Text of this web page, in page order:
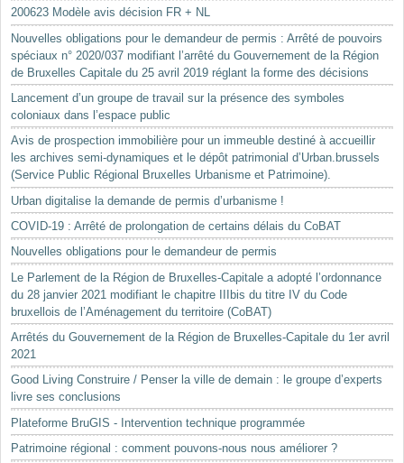
200623 Modèle avis décision FR + NL
Nouvelles obligations pour le demandeur de permis : Arrêté de pouvoirs
spéciaux n° 2020/037 modifiant l’arrêté du Gouvernement de la Région
de Bruxelles Capitale du 25 avril 2019 réglant la forme des décisions
Lancement d’un groupe de travail sur la présence des symboles
coloniaux dans l’espace public
Avis de prospection immobilière pour un immeuble destiné à accueillir
les archives semi-dynamiques et le dépôt patrimonial d’Urban.brussels
(Service Public Régional Bruxelles Urbanisme et Patrimoine).
Urban digitalise la demande de permis d’urbanisme !
COVID-19 : Arrêté de prolongation de certains délais du CoBAT
Nouvelles obligations pour le demandeur de permis
Le Parlement de la Région de Bruxelles-Capitale a adopté l’ordonnance
du 28 janvier 2021 modifiant le chapitre IIIbis du titre IV du Code
bruxellois de l’Aménagement du territoire (CoBAT)
Arrêtés du Gouvernement de la Région de Bruxelles-Capitale du 1er avril
2021
Good Living Construire / Penser la ville de demain : le groupe d’experts
livre ses conclusions
Plateforme BruGIS - Intervention technique programmée
Patrimoine régional : comment pouvons-nous nous améliorer ?